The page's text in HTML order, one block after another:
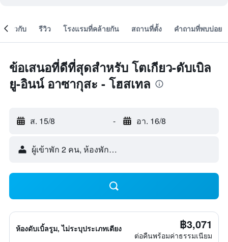
เกี่ยวกับ รีวิว โรงแรมที่คล้ายกัน สถานที่ตั้ง คำถามที่พบบ่อย
ข้อเสนอที่ดีที่สุดสำหรับ โตเกียว-ดับเบิล
ยู-อินน์ อาซากุสะ - โฮสเทล
ส. 15/8 - อา. 16/8
ผู้เข้าพัก 2 คน, ห้องพัก 1 ห้อง
ห้องดับเบิ้ลรูม, ไม่ระบุประเภทเตียง ฿3,071
ต่อคืนพร้อมค่าธรรมเนียม